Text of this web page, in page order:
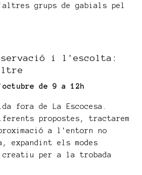
grups de gabials pel
i l'escolta:
de 9 a 12h
fora de La Escocesa.
propostes, tractarem
a l'entorn no
els modes
creatiu per a la trobada